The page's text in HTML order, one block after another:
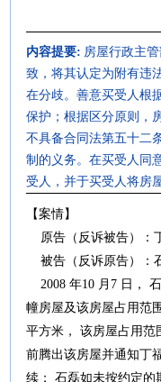
内容提要: 房屋行政主
致，将其认定为附有违
在分歧。善意买受人根
保护；根据区分原则，
不具备合同法第五十二
制的义务。在买受人同
受人，并于买受人将房
【案情】
原告（反诉被告）：
被告（反诉原告）：
2008 年10 月7 日，
幢房屋及该房屋占用范
平方米， 该房屋占用范
前腾出该房屋并通知丁
续； 石磊如未按约定的